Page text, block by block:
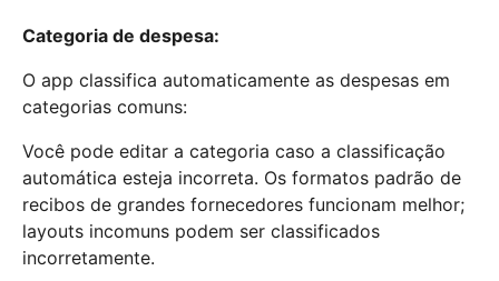
Categoria de despesa:
O app classifica automaticamente as despesas em
categorias comuns:
Você pode editar a categoria caso a classificação
automática esteja incorreta. Os formatos padrão de
recibos de grandes fornecedores funcionam melhor;
layouts incomuns podem ser classificados
incorretamente.